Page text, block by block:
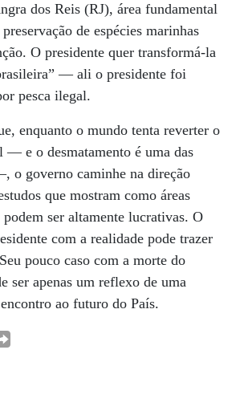
dos Reis (RJ), área fundamental
de espécies marinhas
O presidente quer transformá-la
— ali o presidente foi
pesca ilegal.
enquanto o mundo tenta reverter o
— e o desmatamento é uma das
o governo caminhe na direção
que mostram como áreas
ser altamente lucrativas. O
com a realidade pode trazer
pouco caso com a morte do
ser apenas um reflexo de uma
ao futuro do País.